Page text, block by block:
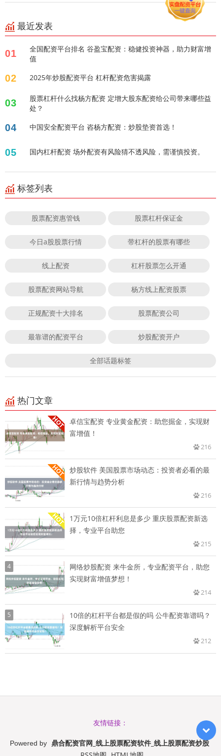
最近发表
01
全国配资平台排名 谷盈宝配资：稳健投资神器，助力财富增
值
02 2025年炒股配资平台 杠杆配资危害揭露
03
股票杠杆什么找杨方配资 定增大股东配资给公司带来哪些益
处？
04 中国安全配资平台 咨杨方配资：炒股垫资首选！
05 国内杠杆配资 场外配资有风险猜不透风险，需谨慎投资。
标签列表
股票配资惠管钱 股票杠杆保证金
今日a股股票行情 带杠杆的股票有哪些
线上配资 杠杆股票怎么开通
股票配资网站导航 杨方线上配资股票
正规配资十大排名 股票配资公司
最靠谱的配资平台 炒股配资开户
全部话题标签
热门文章
卓信宝配资 专业黄金配资：助您掘金，实现财
富增值！
216
炒股软件 美国股票市场动态：投资者必看的最
新行情与趋势分析
216
1万元10倍杠杆利息是多少 重庆股票配资新选
择，专业平台助您
215
4
网络炒股配资 来牛金所，专业配资平台，助您
实现财富增值梦想！
214
5
10倍的杠杆平台都是假的吗 公牛配资靠谱吗？
深度解析平台安全
212
友情链接：
Powered by 鼎合配资官网_线上股票配资软件_线上股票配资炒股